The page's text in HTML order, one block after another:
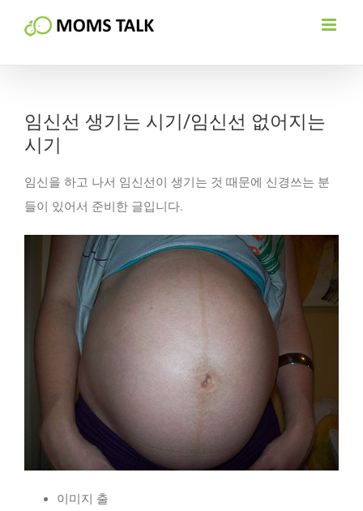
임신선 생기는 시기/임신선 없어지는
시기
임신을 하고 나서 임신선이 생기는 것 때문에 신경쓰는 분
들이 있어서 준비한 글입니다.
이미지 출